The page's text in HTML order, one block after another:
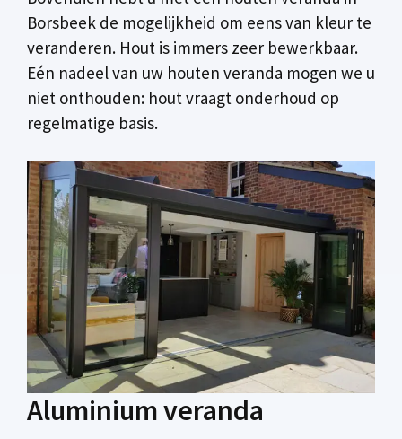
Borsbeek de mogelijkheid om eens van kleur te
veranderen. Hout is immers zeer bewerkbaar.
Eén nadeel van uw houten veranda mogen we u
niet onthouden: hout vraagt onderhoud op
regelmatige basis.
Aluminium veranda